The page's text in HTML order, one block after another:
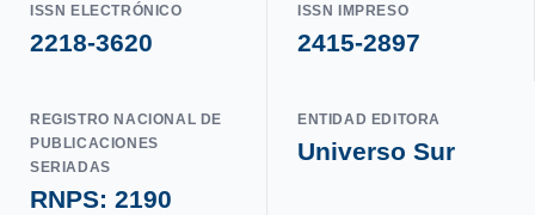
ISSN ELECTRÓNICO
2218-3620
ISSN IMPRESO
2415-2897
REGISTRO NACIONAL DE
PUBLICACIONES
SERIADAS
RNPS: 2190
ENTIDAD EDITORA
Universo Sur